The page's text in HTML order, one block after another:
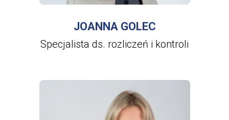
JOANNA GOLEC
Specjalista ds. rozliczeń i kontroli